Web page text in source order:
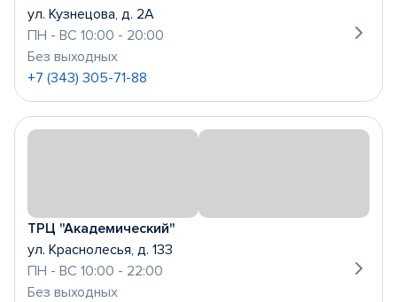
ул. Кузнецова, д. 2А
ПН - ВС 10:00 - 20:00
Без выходных
+7 (343) 305-71-88
ТРЦ "Академический"
ул. Краснолесья, д. 133
ПН - ВС 10:00 - 22:00
Без выходных